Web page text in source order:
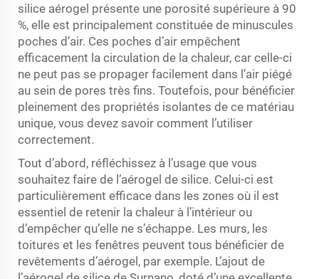
silice aérogel présente une porosité supérieure à 90
%, elle est principalement constituée de minuscules
poches d’air. Ces poches d’air empêchent
efficacement la circulation de la chaleur, car celle-ci
ne peut pas se propager facilement dans l’air piégé
au sein de pores très fins. Toutefois, pour bénéficier
pleinement des propriétés isolantes de ce matériau
unique, vous devez savoir comment l’utiliser
correctement.
Tout d’abord, réfléchissez à l’usage que vous
souhaitez faire de l’aérogel de silice. Celui-ci est
particulièrement efficace dans les zones où il est
essentiel de retenir la chaleur à l’intérieur ou
d’empêcher qu’elle ne s’échappe. Les murs, les
toitures et les fenêtres peuvent tous bénéficier de
revêtements d’aérogel, par exemple. L’ajout de